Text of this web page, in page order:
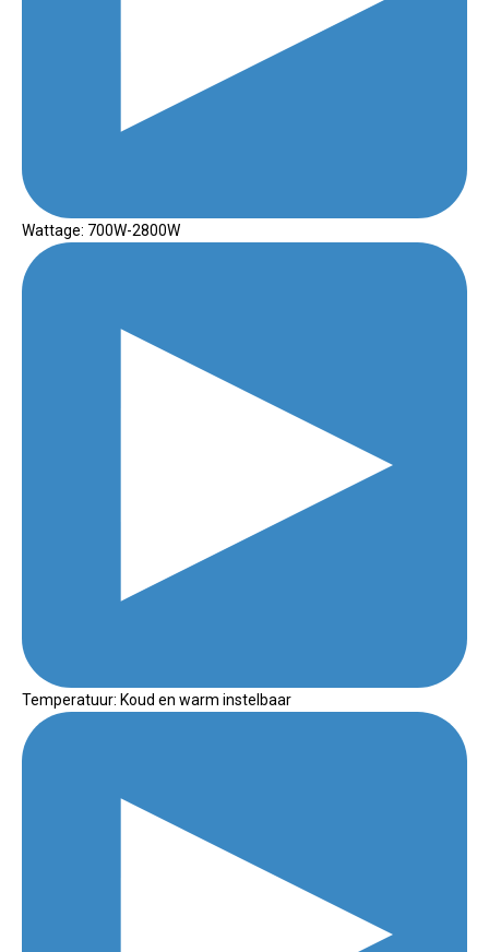
Wattage: 700W-2800W
Temperatuur: Koud en warm instelbaar